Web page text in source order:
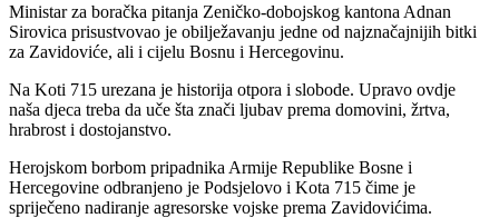
Ministar za boračka pitanja Zeničko-dobojskog kantona Adnan
Sirovica prisustvovao je obilježavanju jedne od najznačajnijih bitki
za Zavidoviće, ali i cijelu Bosnu i Hercegovinu.
Na Koti 715 urezana je historija otpora i slobode. Upravo ovdje
naša djeca treba da uče šta znači ljubav prema domovini, žrtva,
hrabrost i dostojanstvo.
Herojskom borbom pripadnika Armije Republike Bosne i
Hercegovine odbranjeno je Podsjelovo i Kota 715 čime je
spriječeno nadiranje agresorske vojske prema Zavidovićima.